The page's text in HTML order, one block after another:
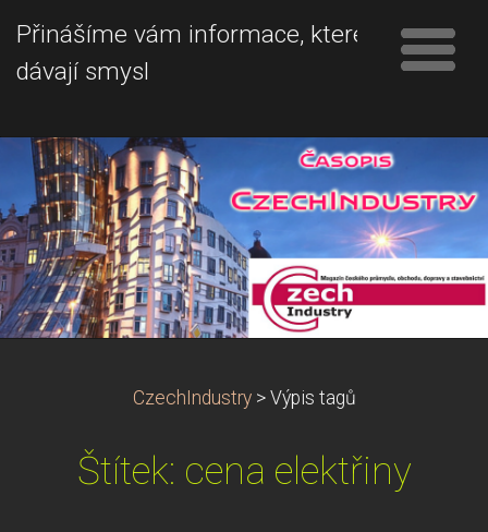
Přinášíme vám informace, které
dávají smysl
CzechIndustry > Výpis tagů
Štítek: cena elektřiny